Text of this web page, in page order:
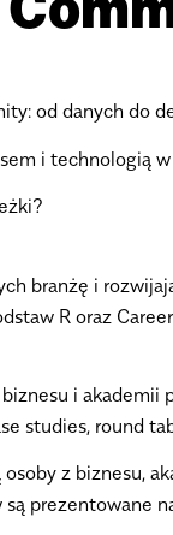
od danych do
i technologią
branżę i
R oraz
i akademii
studies, round
osoby z biznesu,
prezentowane